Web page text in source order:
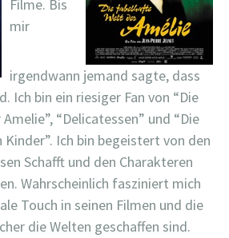
Filme. Bis
mir
irgendwann jemand sagte, dass
Ich bin ein riesiger Fan von “Die
“Delicatessen” und “Die
Ich bin begeistert von den
Schafft und den Charakteren
Wahrscheinlich fasziniert mich
Touch in seinen Filmen und die
die Welten geschaffen sind.